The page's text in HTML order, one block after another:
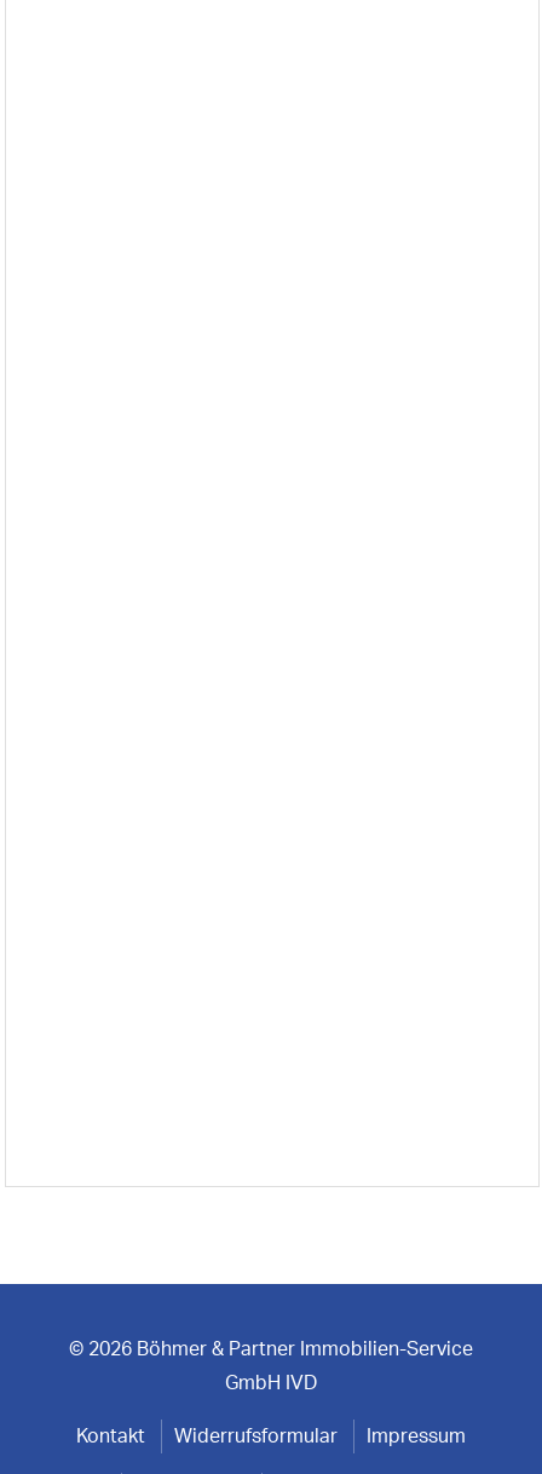
© 2026 Böhmer & Partner Immobilien-Service
GmbH IVD
Kontakt Widerrufsformular Impressum